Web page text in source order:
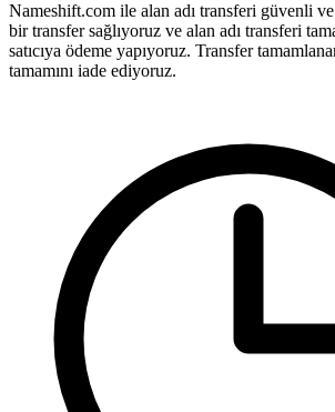
Nameshift.com ile alan adı transferi güvenli
bir transfer sağlıyoruz ve alan adı transferi
satıcıya ödeme yapıyoruz. Transfer
tamamını iade ediyoruz.